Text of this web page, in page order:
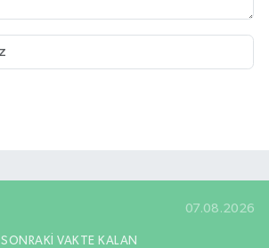
07.08.2026
SONRAKI VAKTE KALAN